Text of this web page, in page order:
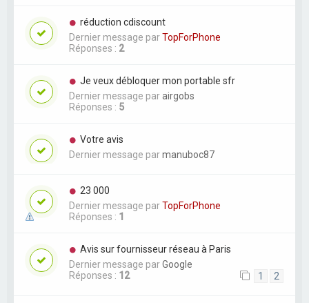
réduction cdiscount
Dernier message parTopForPhone
Réponses : 2
Je veux débloquer mon portable sfr
Dernier message parairgobs
Réponses : 5
Votre avis
Dernier message parmanuboc87
23 000
Dernier message parTopForPhone
Réponses : 1
Avis sur fournisseur réseau à Paris
Dernier message parGoogle
Réponses : 12 1 2